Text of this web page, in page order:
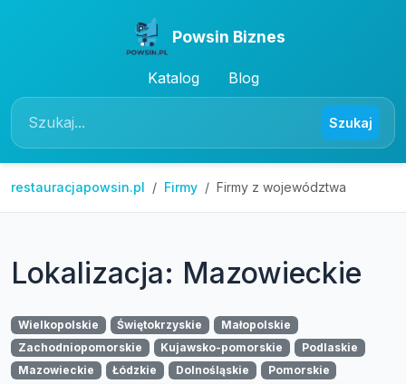
Powsin Biznes
Katalog Blog
Szukaj
restauracjapowsin.pl Firmy Firmy z województwa
Lokalizacja: Mazowieckie
Wielkopolskie Świętokrzyskie
Małopolskie
Zachodniopomorskie
Kujawsko-pomorskie
Podlaskie
Mazowieckie
Łódzkie Dolnośląskie
Pomorskie